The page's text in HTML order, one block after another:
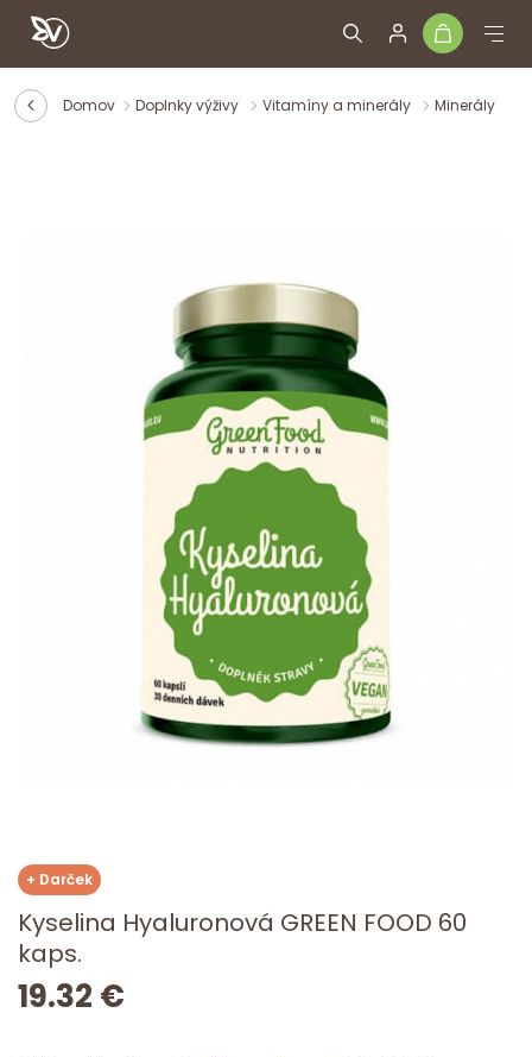
Domov Doplnky výživy Vitamíny a minerály Minerály
+ Darček
Kyselina Hyaluronová GREEN FOOD 60
kaps.
19.32 €